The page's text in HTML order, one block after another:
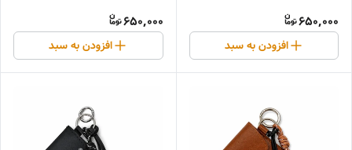
650,000
افزودن به سبد
650,000
افزودن به سبد